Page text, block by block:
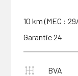
10 km (MEC :
Garantie 24
BVA